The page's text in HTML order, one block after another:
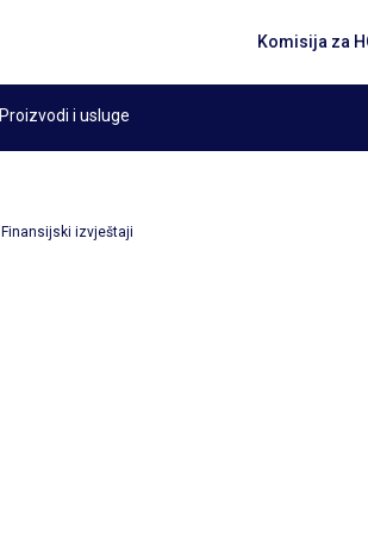
Komisija za
Proizvodi i usluge
Finansijski izvještaji